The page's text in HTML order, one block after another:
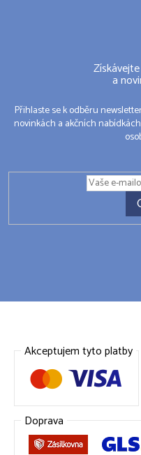
a
Přihlaste se k odběru
novinkách a akčních
Akceptujem tyto platby
Doprava